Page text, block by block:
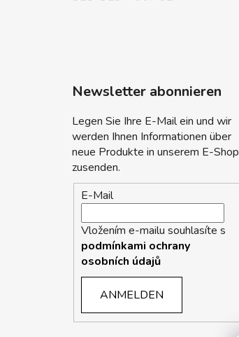
Newsletter abonnieren
Legen Sie Ihre E-Mail ein und wir
werden Ihnen Informationen über
neue Produkte in unserem E-Shop
zusenden.
E-Mail
Vložením e-mailu souhlasíte s
podmínkami ochrany
osobních údajů
ANMELDEN